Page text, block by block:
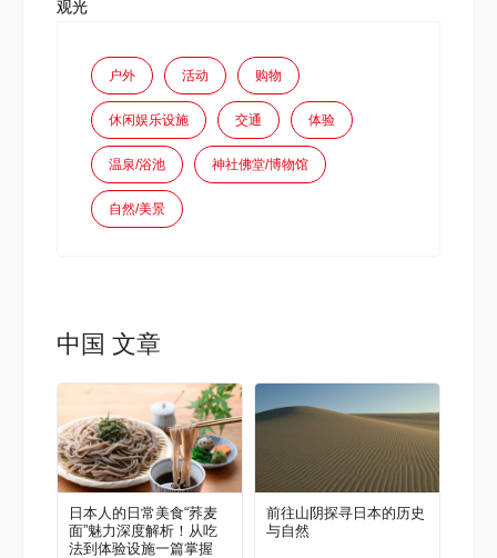
观光
户外 活动 购物
休闲娱乐设施 交通 体验
温泉/浴池 神社佛堂/博物馆
自然/美景
中国 文章
日本人的日常美食“荞麦
面”魅力深度解析！从吃
法到体验设施一篇掌握
前往山阴探寻日本的历史
与自然